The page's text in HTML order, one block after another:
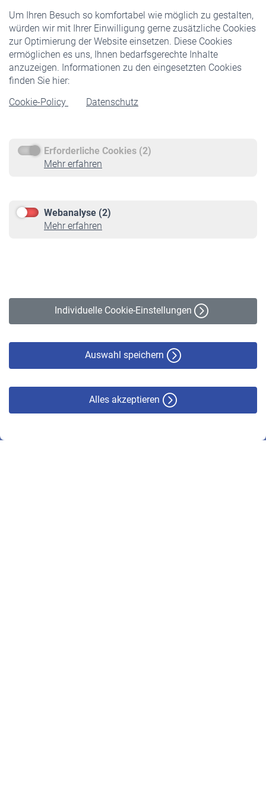
Um Ihren Besuch so komfortabel wie möglich zu gestalten,
würden wir mit Ihrer Einwilligung gerne zusätzliche Cookies
zur Optimierung der Website einsetzen. Diese Cookies
ermöglichen es uns, Ihnen bedarfsgerechte Inhalte
anzuzeigen. Informationen zu den eingesetzten Cookies
finden Sie hier:
Cookie-Policy
Datenschutz
Erforderliche Cookies (2)
Mehr erfahren
Webanalyse (2)
Mehr erfahren
Individuelle Cookie-Einstellungen
Auswahl speichern
Alles akzeptieren
Staatliche Förderung
Veranstaltungen
Rentner
Rentenbeginn
Rente beantragen
Service
Informationen
Online-Rechner
VBLnewsletter
Erklärung zur Barrierefreiheit
© VBL 2026